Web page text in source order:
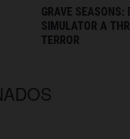
GRAVE SEASONS:
SIMULATOR A
TERROR